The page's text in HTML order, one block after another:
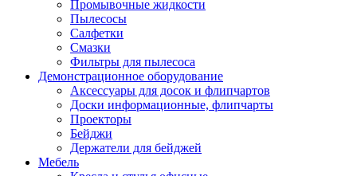
Промывочные жидкости
Пылесосы
Салфетки
Смазки
Фильтры для пылесоса
Демонстрационное оборудование
Аксессуары для досок и флипчартов
Доски информационные, флипчарты
Проекторы
Бейджи
Держатели для бейджей
Мебель